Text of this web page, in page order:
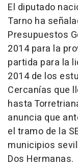
El diputado
Tarno ha
Presupuestos
2014 para la
partida para la
2014 de los
Cercanías que
hasta
anuncia que
el tramo de la
municipios
Dos Hermanas.